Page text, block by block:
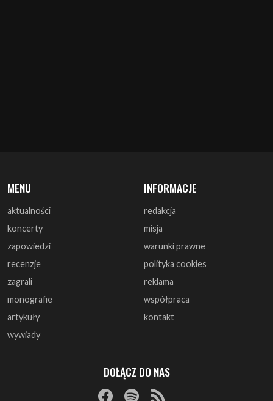
MENU
aktualności
koncerty
zapowiedzi
recenzje
zagrali
monografie
artykuły
wywiady
INFORMACJE
redakcja
misja
warunki prawne
polityka cookies
reklama
współpraca
kontakt
DOŁĄCZ DO NAS